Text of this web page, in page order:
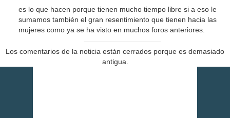
es lo que hacen porque tienen mucho tiempo libre si a eso le
sumamos también el gran resentimiento que tienen hacia las
mujeres como ya se ha visto en muchos foros anteriores.
Los comentarios de la noticia están cerrados porque es demasiado
antigua.